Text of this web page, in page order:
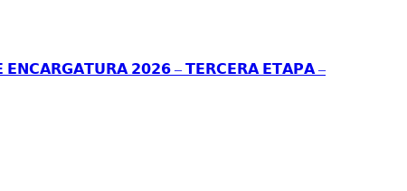
𝗘𝗡𝗖𝗔𝗥𝗚𝗔𝗧𝗨𝗥𝗔 𝟮𝟬𝟮𝟲 – 𝗧𝗘𝗥𝗖𝗘𝗥𝗔 𝗘𝗧𝗔𝗣𝗔 –